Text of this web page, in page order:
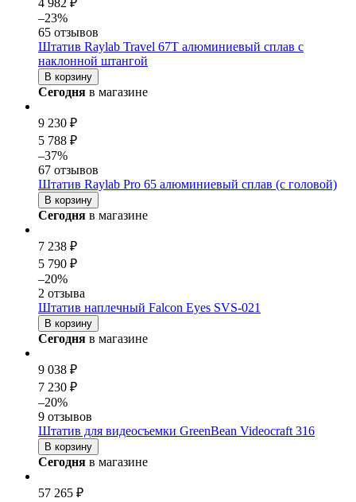
–23%
65 отзывов
Штатив Raylab Travel 67T алюминиевый сплав с
наклонной штангой
В корзину
Сегодня в магазине
9 230 ₽
5 788 ₽
–37%
67 отзывов
Штатив Raylab Pro 65 алюминиевый сплав (с головой)
В корзину
Сегодня в магазине
7 238 ₽
5 790 ₽
–20%
2 отзыва
Штатив наплечный Falcon Eyes SVS-021
В корзину
Сегодня в магазине
9 038 ₽
7 230 ₽
–20%
9 отзывов
Штатив для видеосъемки GreenBean Videocraft 316
В корзину
Сегодня в магазине
57 265 ₽